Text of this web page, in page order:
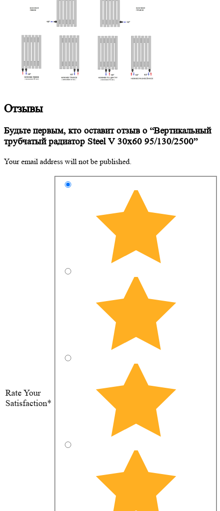
Отзывы
Будьте первым, кто оставит отзыв о “Вертикальный
трубчатый радиатор Steel V 30х60 95/130/2500”
Your email address will not be published.
Rate Your
Satisfaction*